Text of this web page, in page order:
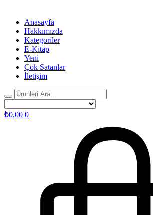
Anasayfa
Hakkımızda
Kategoriler
E-Kitap
Yeni
Çok Satanlar
İletişim
₺0,00 0